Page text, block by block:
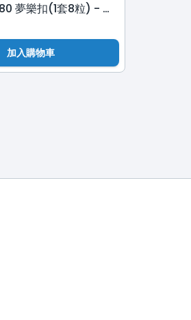
PI9005-2380 夢樂扣(1套8粒) - 美食系列
加入購物車